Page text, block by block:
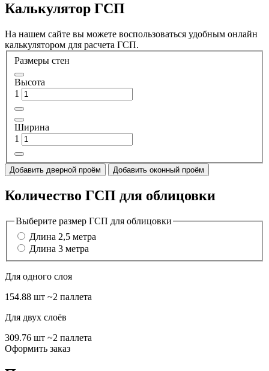
Калькулятор ГСП
На нашем сайте вы можете воспользоваться удобным онлайн
калькулятором для расчета ГСП.
Размеры стен
Высота
1
Ширина
1
Добавить дверной проём Добавить оконный проём
Количество ГСП для облицовки
Выберите размер ГСП для облицовки
Длина 2,5 метра
Длина 3 метра
Для одного слоя
154.88 шт ~2 паллета
Для двух слоёв
309.76 шт ~2 паллета
Оформить заказ